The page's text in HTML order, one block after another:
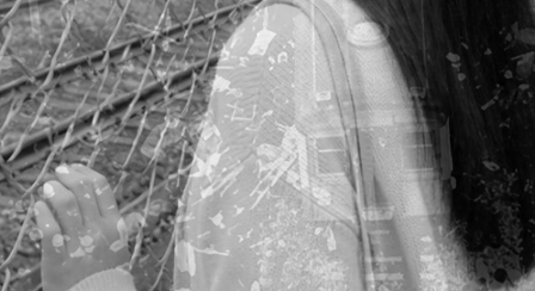
産業基盤
文化基盤
経済基盤